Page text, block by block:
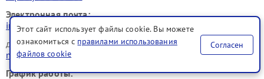
Электронная почта:
info@samsung-fixim.ru
для юридических лиц
manager@fix-samsung.ru
График работы:
Этот сайт использует файлы cookie. Вы можете
ознакомиться с правилами использования
файлов cookie
Согласен